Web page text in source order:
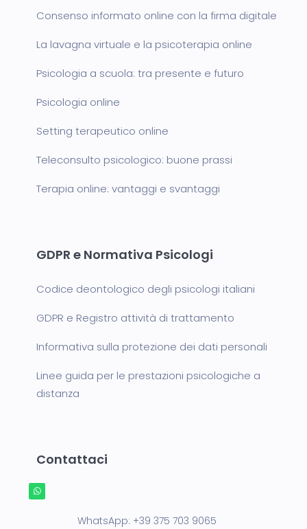
Consenso informato online con la firma digitale
La lavagna virtuale e la psicoterapia online
Psicologia a scuola: tra presente e futuro
Psicologia online
Setting terapeutico online
Teleconsulto psicologico: buone prassi
Terapia online: vantaggi e svantaggi
GDPR e Normativa Psicologi
Codice deontologico degli psicologi italiani
GDPR e Registro attività di trattamento
Informativa sulla protezione dei dati personali
Linee guida per le prestazioni psicologiche a
distanza
Contattaci
WhatsApp: +39 375 703 9065